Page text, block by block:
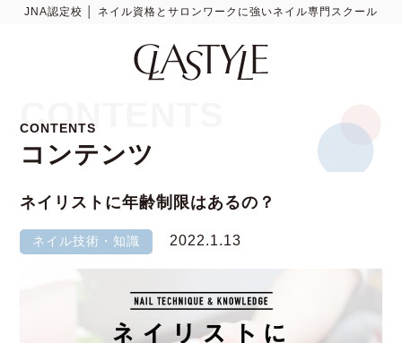
JNA認定校 │ ネイル資格とサロンワークに強いネイル専門スクール
CONTENTS
コンテンツ
CONTENTS
ネイリストに年齢制限はあるの？
ネイル技術・知識 2022.1.13